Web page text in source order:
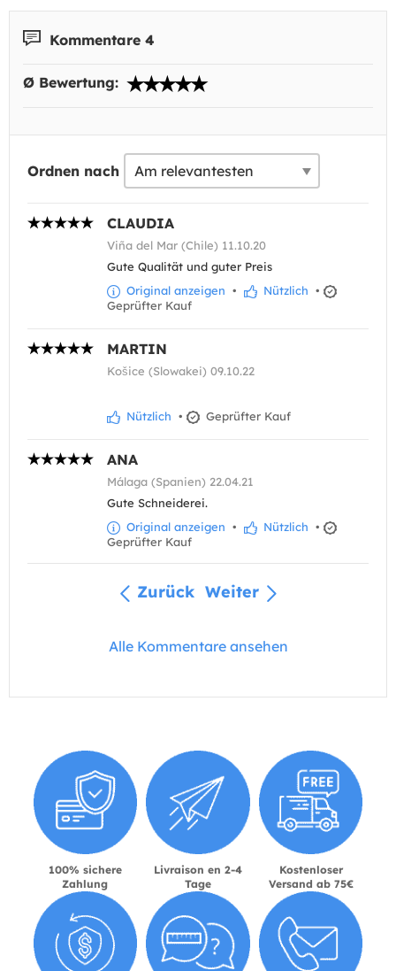
Kommentare 4
Ø Bewertung:
Ordnen nach
CLAUDIA
Viña del Mar (Chile) 11.10.20
Gute Qualität und guter Preis
Original anzeigen • Nützlich •
Geprüfter Kauf
MARTIN
Košice (Slowakei) 09.10.22
Nützlich • Geprüfter Kauf
ANA
Málaga (Spanien) 22.04.21
Gute Schneiderei.
Original anzeigen • Nützlich •
Geprüfter Kauf
Zurück Weiter
Alle Kommentare ansehen
100% sichere
Zahlung
Livraison en 2-4
Tage
Kostenloser
Versand ab 75€